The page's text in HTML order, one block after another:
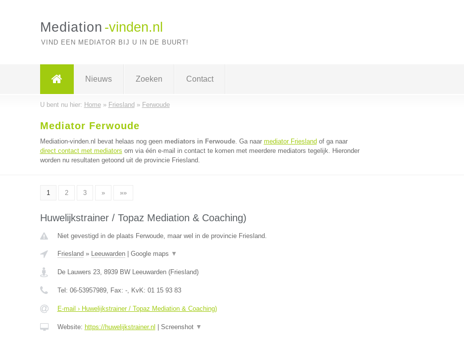
Mediation -vinden.nl
VIND EEN MEDIATOR BIJ U IN DE BUURT!
Nieuws Zoeken Contact
U bent nu hier: Home» Friesland » Ferwoude
Mediator Ferwoude
Mediation-vinden.nl bevat helaas nog geen mediators in Ferwoude. Ga naar mediator Friesland of ga naar
direct contact met mediators om via één e-mail in contact te komen met meerdere mediators tegelijk. Hieronder
worden nu resultaten getoond uit de provincie Friesland.
1 2 3 » »»
Huwelijkstrainer / Topaz Mediation & Coaching)
Niet gevestigd in de plaats Ferwoude, maar wel in de provincie Friesland.
Friesland » Leeuwarden| Google maps ▼
De Lauwers 23, 8939 BW Leeuwarden(Friesland)
Tel: 06-53957989, Fax: -, KvK: 01 15 93 83
E-mail › Huwelijkstrainer / Topaz Mediation & Coaching)
Website: https://huwelijkstrainer.nl Screenshot ▼